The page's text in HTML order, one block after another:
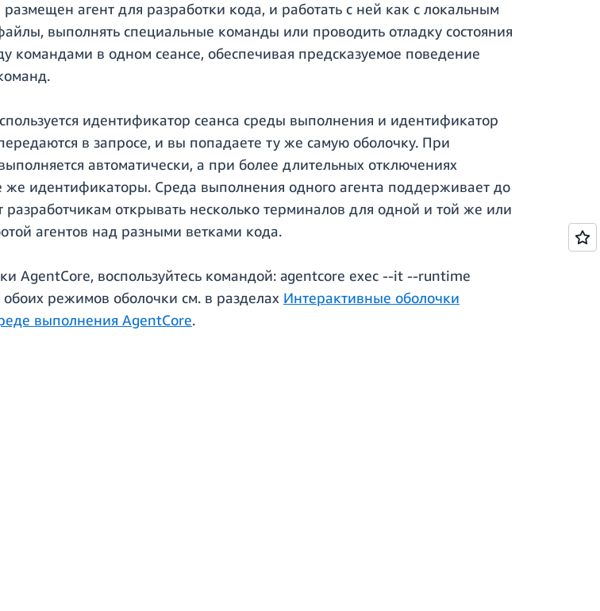
агент для разработки кода, и работать с ней как с локальным
выполнять специальные команды или проводить отладку состояния
командами в одном сеансе, обеспечивая предсказуемое поведение
идентификатор сеанса среды выполнения и идентификатор
в запросе, и вы попадаете ту же самую оболочку. При
автоматически, а при более длительных отключениях
же идентификаторы. Среда выполнения одного агента поддерживает до
открывать несколько терминалов для одной и той же или
агентов над разными ветками кода.
AgentCore, воспользуйтесь командой: agentcore exec --it --runtime
режимов оболочки см. в разделах Интерактивные оболочки
выполнения AgentCore.